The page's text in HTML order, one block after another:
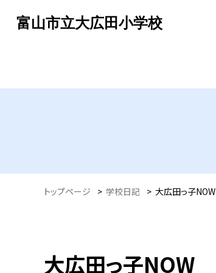
富山市立大広田小学校
トップページ > 学校日記 > 大広田っ子NOW
大広田っ子NOW